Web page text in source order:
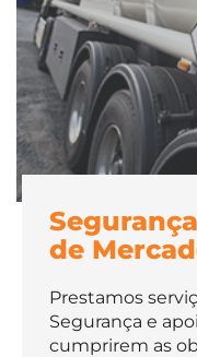
de
Prestamos
Segurança e
cumprirem as